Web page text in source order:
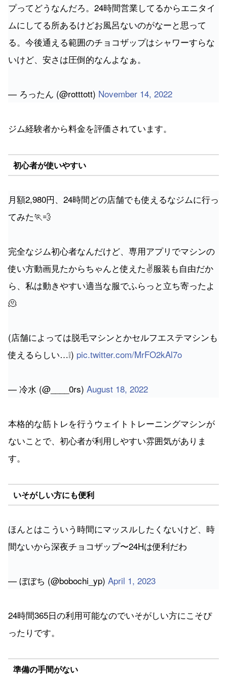
プってどうなんだろ。24時間営業してるからエニタイ
ムにしてる所あるけどお風呂ないのがなーと思って
る。今後通える範囲のチョコザップはシャワーすらな
いけど、安さは圧倒的なんよなぁ。
— ろったん (@rotttott) November 14, 2022
ジム経験者から料金を評価されています。
初心者が使いやすい
月額2,980円、24時間どの店舗でも使えるなジムに行っ
てみた🏃💨
完全なジム初心者なんだけど、専用アプリでマシンの
使い方動画見たからちゃんと使えた✌️服装も自由だか
ら、私は動きやすい適当な服でふらっと立ち寄ったよ
🫠
(店舗によっては脱毛マシンとかセルフエステマシンも
使えるらしい…❕) pic.twitter.com/MrFO2kAl7o
— 冷水 (@____0rs) August 18, 2022
本格的な筋トレを行うウェイトトレーニングマシンが
ないことで、初心者が利用しやすい雰囲気がありま
す。
いそがしい方にも便利
ほんとはこういう時間にマッスルしたくないけど、時
間ないから深夜チョコザップ〜24Hは便利だわ
— ぼぼち (@bobochi_yp) April 1, 2023
24時間365日の利用可能なのでいそがしい方にこそぴ
ったりです。
準備の手間がない